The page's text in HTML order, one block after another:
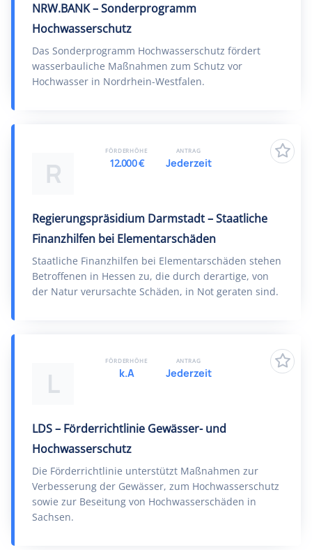
NRW.BANK – Sonderprogramm
Hochwasserschutz
Das Sonderprogramm Hochwasserschutz fördert
wasserbauliche Maßnahmen zum Schutz vor
Hochwasser in Nordrhein-Westfalen.
R
Regierungspräsidium Darmstadt – Staatliche
Finanzhilfen bei Elementarschäden
Staatliche Finanzhilfen bei Elementarschäden stehen
Betroffenen in Hessen zu, die durch derartige, von
der Natur verursachte Schäden, in Not geraten sind.
FÖRDERHÖHE
12.000 €
ANTRAG
Jederzeit
L
LDS – Förderrichtlinie Gewässer- und
Hochwasserschutz
Die Förderrichtlinie unterstützt Maßnahmen zur
Verbesserung der Gewässer, zum Hochwasserschutz
sowie zur Beseitung von Hochwasserschäden in
Sachsen.
FÖRDERHÖHE
k.A
ANTRAG
Jederzeit